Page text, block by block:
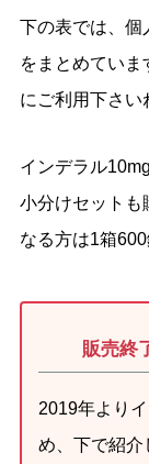
下の表では、個
をまとめていま
にご利用下さい
インデラル
小分けセットも
なる方は1箱
販売終
2019年より
め、下で紹介